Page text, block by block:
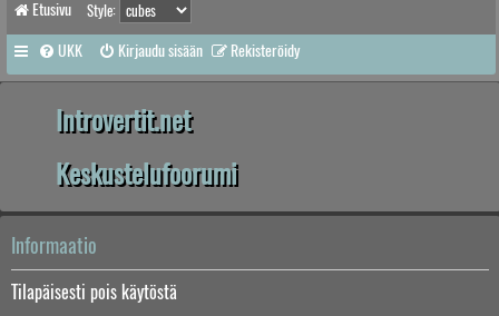
Etusivu Style:
UKK Kirjaudu sisään Rekisteröidy
Introvertit.net
Keskustelufoorumi
Informaatio
Tilapäisesti pois käytöstä